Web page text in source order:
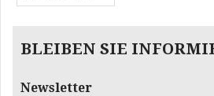
BLEIBEN SIE
Newsletter